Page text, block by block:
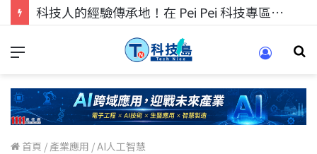
科技人的經驗傳承地！在 Pei Pei 科技專區，與學弟妹交流最硬核的技術
首頁 / 產業應用 /AI人工智慧